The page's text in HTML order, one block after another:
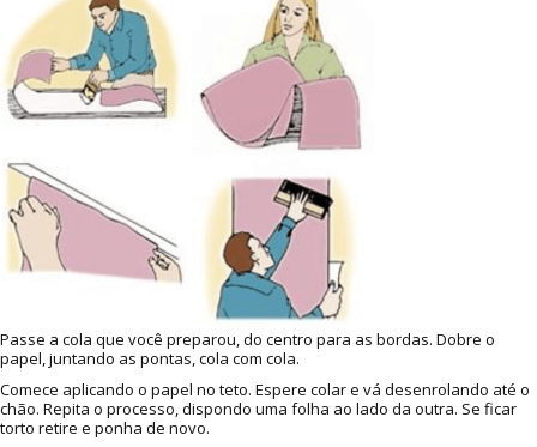
Passe a cola que você preparou, do centro para as bordas. Dobre o
papel, juntando as pontas, cola com cola.
Comece aplicando o papel no teto. Espere colar e vá desenrolando até o
chão. Repita o processo, dispondo uma folha ao lado da outra. Se ficar
torto retire e ponha de novo.